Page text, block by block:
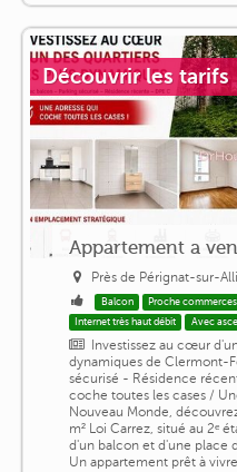
Découvrir les tarifs
Appartement a
Près de Pérignat-sur-
Balcon Proche commerces
Internet très haut débit
Avec
Investissez au cœur
dynamiques de Clermont-
sécurisé - Résidence
coche toutes les cases /
Nouveau Monde,
m² Loi Carrez, situé au 2ᵉ
d'un balcon et d'une place
Un appartement prêt à